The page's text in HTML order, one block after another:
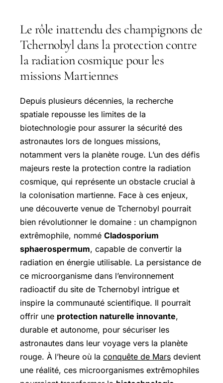
Le rôle inattendu des champignons de
Tchernobyl dans la protection contre
la radiation cosmique pour les
missions Martiennes
Depuis plusieurs décennies, la recherche
spatiale repousse les limites de la
biotechnologie pour assurer la sécurité des
astronautes lors de longues missions,
notamment vers la planète rouge. L’un des défis
majeurs reste la protection contre la radiation
cosmique, qui représente un obstacle crucial à
la colonisation martienne. Face à ces enjeux,
une découverte venue de Tchernobyl pourrait
bien révolutionner le domaine : un champignon
extrêmophile, nommé Cladosporium
sphaerospermum, capable de convertir la
radiation en énergie utilisable. La persistance de
ce microorganisme dans l’environnement
radioactif du site de Tchernobyl intrigue et
inspire la communauté scientifique. Il pourrait
offrir une protection naturelle innovante,
durable et autonome, pour sécuriser les
astronautes dans leur voyage vers la planète
rouge. À l’heure où la conquête de Mars devient
une réalité, ces microorganismes extrêmophiles